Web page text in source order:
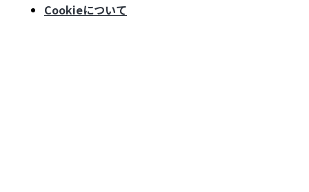
Cookieについて